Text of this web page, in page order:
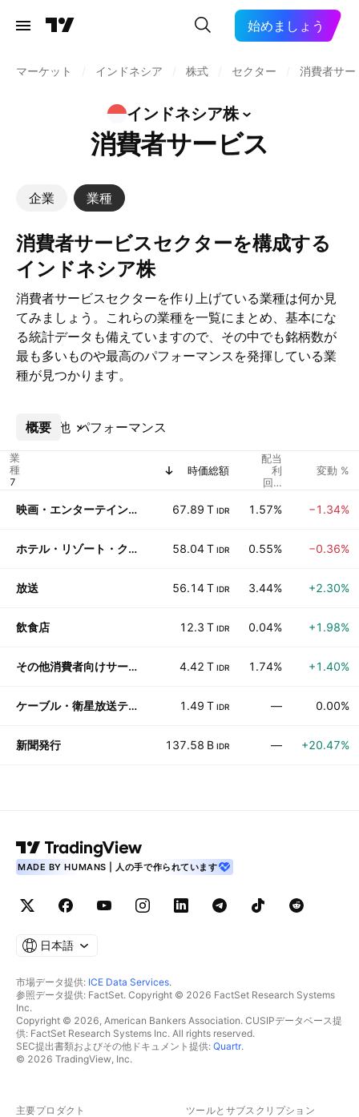
始めましょう
マーケット インドネシア 株式 セクター 消費者サー
インドネシア株
消費者サービス
企業 業種
消費者サービスセクターを構成する
インドネシア株
消費者サービスセクターを作り上げている業種は何か見
てみましょう。これらの業種を一覧にまとめ、基本にな
る統計データも備えていますので、その中でも銘柄数が
最も多いものや最高のパフォーマンスを発揮している業
種が見つかります。
概要 パフォーマンス
その他
業
種
時価総額
配当
利
回%
変動 %
映画・エンターテインメント 67.89 T IDR 1.57% −1.34%
ホテル・リゾート・クルーズライン 58.04 T IDR 0.55% −0.36%
放送 56.14 T IDR 3.44% +2.30%
飲食店 12.3 T IDR 0.04% +1.98%
その他消費者向けサービス 4.42 T IDR 1.74% +1.40%
ケーブル・衛星放送テレビ 1.49 T IDR — 0.00%
新聞発行 137.58 B IDR — +20.47%
MADE BY HUMANS | 人の手で作られています
日本語
市場データ提供: ICE Data Services.
参照データ提供: FactSet. Copyright © 2026 FactSet Research Systems
Inc.
Copyright © 2026, American Bankers Association. CUSIPデータベース提
供: FactSet Research Systems Inc. All rights reserved.
SEC提出書類およびその他ドキュメント提供: Quartr.
© 2026 TradingView, Inc.
主要プロダクト ツールとサブスクリプション